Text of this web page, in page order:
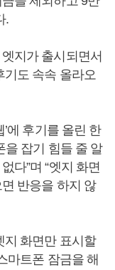
.
지가 출시되면서
기도 속속 올라오
에 후기를 올린 한
을 잡기 힘들 줄 알
다”며 “엣지 화면
반응을 하지 않
지 화면만 표시할
마트폰 잠금을 해